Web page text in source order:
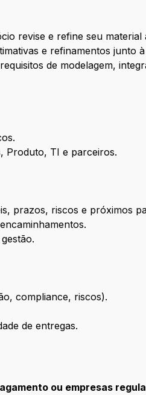
revise e refine seu
e refinamentos junto à
de modelagem,
Produto, TI e parceiros.
prazos, riscos e próximos
compliance, riscos).
de entregas.
ou empresas